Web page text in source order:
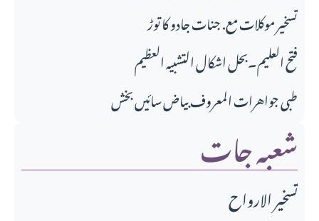
تسخیر موکلات مع. جنات جادو کا توڑ
فتح العلیم۔بحل اشکال التشبیہ العظیم
طبی جواهرات المعروف بیاض سائیں بخش
شعبہ جات
تسخير الارواح